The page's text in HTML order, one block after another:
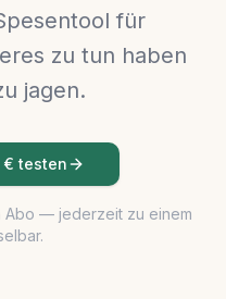
für
zu tun haben
jagen.
€ testen
Abo — jederzeit zu einem